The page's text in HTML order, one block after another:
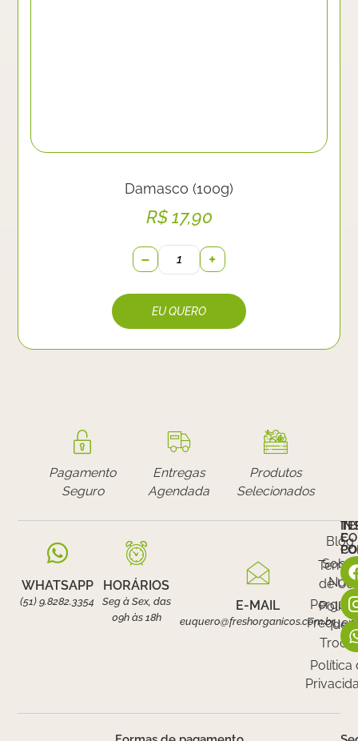
Damasco (100g)
R$17,90
− +
Pagamento
Seguro
Entregas
Agendada
Produtos
Selecionados
WHATSAPP
(51) 9.8282.3354 E-MAIL
euquero@freshorganicos.com.br
HORÁRIOS
Seg à Sex, das
09h às 18h
Blog
Sobre
Nós
E
de
de
Política